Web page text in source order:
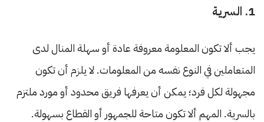
1. السرية
يجب ألا تكون المعلومة معروفة عادة أو سهلة المنال لدى
المتعاملين في النوع نفسه من المعلومات. لا يلزم أن تكون
مجهولة لكل فرد؛ يمكن أن يعرفها فريق محدود أو مورد ملتزم
بالسرية. المهم ألا تكون متاحة للجمهور أو القطاع بسهولة.